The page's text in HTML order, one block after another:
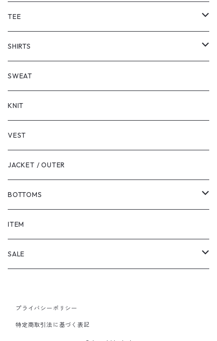
TEE
SHORT SLEEVE
LONG SLEEVE
SHIRTS
SHORT SLEEVE
LONG SLEEVE
SWEAT
KNIT
VEST
JACKET / OUTER
BOTTOMS
SHORTS
PANTS
ITEM
SALE
PANTS
プライバシーポリシー
特定商取引法に基づく表記